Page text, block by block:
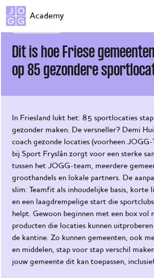
Direct naar het menu
Praktijkvoorbeelden
30 januari 2026
Dit is hoe Friese
op 85 gezondere
In Friesland lukt het: 85 sportlocaties
gezonder maken. De versneller? Demi
coach gezonde locaties (voorheen
bij Sport Fryslân zorgt voor een sterke
tussen het JOGG-team, meerdere
groothandels en lokale partners. De
slim: Teamfit als inhoudelijke basis, korte
en een laagdrempelige start die
helpt. Gewoon beginnen met een box vol
producten die locaties kunnen
de kantine. Zo kunnen gemeenten, ook
en middelen, stap voor stap verschil
jouw gemeente dit kan toepassen,
Academy
Waar
ben je
naar
zoek?
Home
De
JOGG-
aanpak
aanpak
Maak de
omgeving
gezond